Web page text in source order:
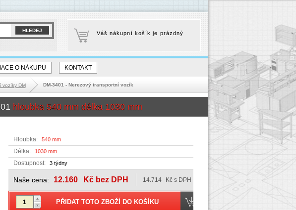
O NÁKUPU KONTAKT
vozíky DM DM-3401 - Nerezový transportní vozík
hloubka 540 mm délka 1030 mm
Hloubka: 540 mm
Délka: 1030 mm
Dostupnost: 3 týdny
Naše cena: 12.160 Kč bez DPH 14.714 Kč s DPH
Váš nákupní košík je prázdný